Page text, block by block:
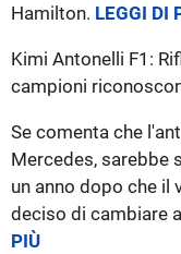
Hamilton. LEGGI DI
Kimi Antonelli F1:
campioni
Se comenta che
Mercedes, sarebbe
un anno dopo che il
deciso di cambiare
PIÙ